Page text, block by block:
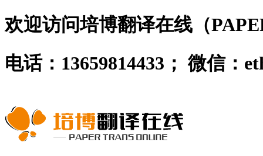
欢迎访问培博翻译在线（
电话：13659814433； 微信：